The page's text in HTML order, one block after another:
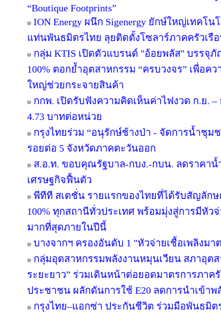
“Boutique Footprints”
ION Energy ผนึก Sigenergy ยักษ์ใหญ่เทคโ
แท่นพันธมิตรไทย ลุยติดตั้งโซลาร์ภาคครัวเรือ
กลุ่ม KTIS เปิดตัวแบรนด์ "อ้อยพลัส" บรรจุ
100% ตอกย้ำอุตสาหกรรม “ครบวงจร” เพื่อค
ใหญ่ช่วยกระจายสินค้า
กกพ. เปิดรับฟังความคิดเห็นค่าไฟงวด ก.ย. –
4.73 บาทต่อหน่วย
กรุงไทยร่วม “อนุรักษ์ช้างป่า - จัดการน้ำชุ
รอยต่อ 5 จังหวัดภาคตะวันออก
ส.อ.ท. ขอบคุณรัฐบาล-กบง.-กบน. ลดราคา
เศรษฐกิจฟื้นตัว
พีทีที สเตชั่น รายแรกของไทยที่ได้รับสัญลัก
100% ทุกสถานีทั่วประเทศ พร้อมมุ่งสู่การมีหัว
มากที่สุดภายในปีนี้
บางจากฯ ครองอันดับ 1 "หัวจ่ายเชื้อเพลิงม
กลุ่มอุตสาหกรรมพลังงานหมุนเวียน สภาอุตส
ระยะยาว” ร่วมเดินหน้าต่อยอดมาตรการภาค
ประชาชน ผลักดันการใช้ E20 ลดการนำเข้าพ
กรุงไทย–แอกซ่า ประกันชีวิต ร่วมมือพันธมิ